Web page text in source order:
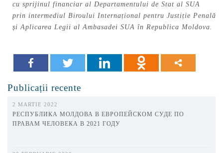
cu sprijinul financiar al Departamentului de Stat al SUA
prin intermediul Biroului Internațional pentru Justiție Penală
și Aplicarea Legii al Ambasadei SUA în Republica Moldova.
Publicații recente
2 MARTIE 2022
РЕСПУБЛИКА МОЛДОВА В ЕВРОПЕЙСКОМ СУДЕ ПО
ПРАВАМ ЧЕЛОВЕКА В 2021 ГОДУ